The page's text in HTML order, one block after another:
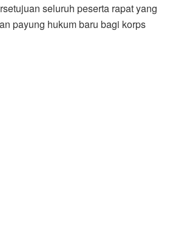
seluruh peserta rapat yang
payung hukum baru bagi korps